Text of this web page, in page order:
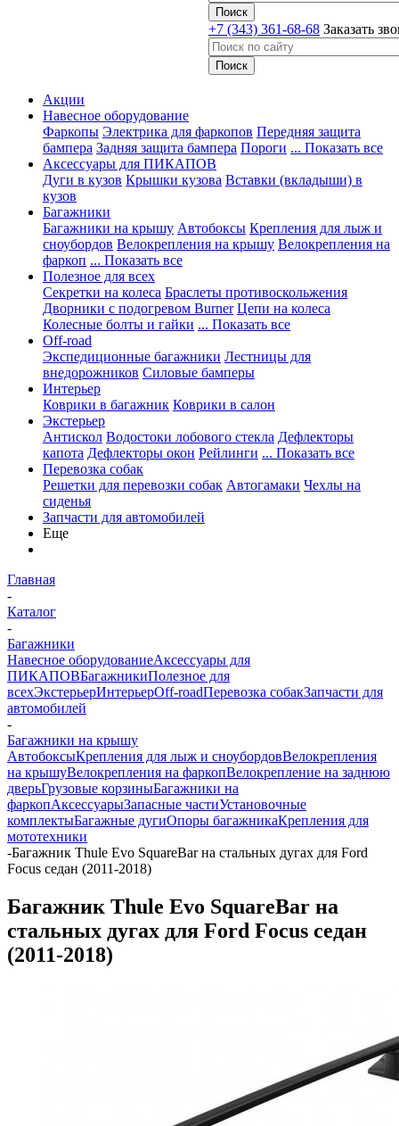
+7 (343) 361-68-68 Заказать
Акции
Навесное оборудование
Фаркопы Электрика для фаркопов Передняя защита
бампера Задняя защита бампера Пороги ... Показать все
Аксессуары для ПИКАПОВ
Дуги в кузов Крышки кузова Вставки (вкладыши) в
кузов
Багажники
Багажники на крышу Автобоксы Крепления для лыж и
сноубордов Велокрепления на крышу Велокрепления на
фаркоп ... Показать все
Полезное для всех
Секретки на колеса Браслеты противоскольжения
Дворники с подогревом Burner Цепи на колеса
Колесные болты и гайки ... Показать все
Off-road
Экспедиционные багажники Лестницы для
внедорожников Силовые бамперы
Интерьер
Коврики в багажник Коврики в салон
Экстерьер
Антискол Водостоки лобового стекла Дефлекторы
капота Дефлекторы окон Рейлинги ... Показать все
Перевозка собак
Решетки для перевозки собак Автогамаки Чехлы на
сиденья
Запчасти для автомобилей
Еще
Главная
-
Каталог
-
Багажники
Навесное оборудованиеАксессуары для
ПИКАПОВБагажникиПолезное для
всехЭкстерьерИнтерьерOff-roadПеревозка собакЗапчасти для
автомобилей
-
Багажники на крышу
АвтобоксыКрепления для лыж и сноубордовВелокрепления
на крышуВелокрепления на фаркопВелокрепление на заднюю
дверьГрузовые корзиныБагажники на
фаркопАксессуарыЗапасные частиУстановочные
комплектыБагажные дугиОпоры багажникаКрепления для
мототехники
-Багажник Thule Evo SquareBar на стальных дугах для Ford
Focus седан (2011-2018)
Багажник Thule Evo SquareBar на
стальных дугах для Ford Focus седан
(2011-2018)